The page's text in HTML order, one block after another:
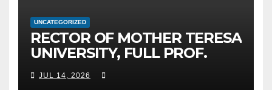
CITIZENSHIP
UNCATEGORIZED
RECTOR OF MOTHER TERESA
UNIVERSITY, FULL PROF.
BEKIM FETAJI, PH.D.,
HOSTED AN OFFICIAL
JUL 14, 2026